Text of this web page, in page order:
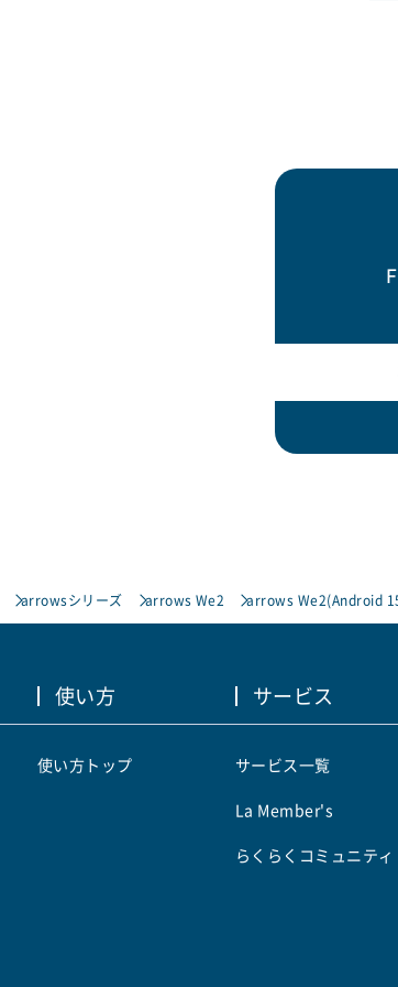
arrowsシリーズ arrows We2 arrows We2(Android
使い方
使い方トップ
サービス
サービス一覧
La Member's
らくらくコミュニティ